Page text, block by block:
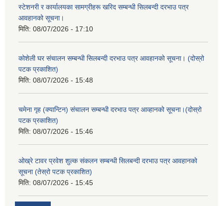
स्टेशनरी र कार्यालयका सामग्रीहरू खरिद सम्बन्धी सिलबन्दी दरभाउ पत्र
आवहानको सूचना।
मिति: 08/07/2026 - 17:10
कोशेली घर संचालन सम्बन्धी सिलबन्दी दरभाउ पत्र आवहानको सूचना। (दोस्रो
पटक प्रकाशित)
मिति: 08/07/2026 - 15:48
चमेना गृह (क्यान्टिन) संचालन सम्बन्धी दरभाउ पत्र आव्हानको सूचना।(दोस्रो
पटक प्रकाशित)
मिति: 08/07/2026 - 15:46
ओख्रे टावर प्रवेश शुल्क संकलन सम्बन्धी सिलबन्दी दरभाउ पत्र आवहानको
सूचना (तेस्रो पटक प्रकाशित)
मिति: 08/07/2026 - 15:45